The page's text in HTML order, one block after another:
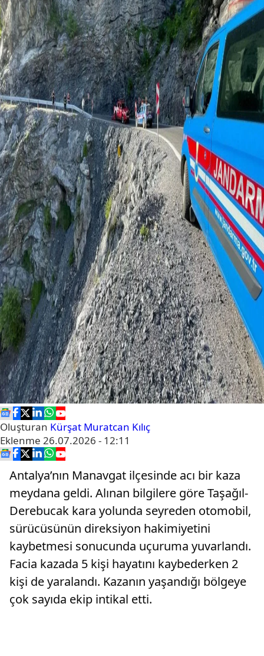
Oluşturan Kürşat Muratcan Kılıç
Eklenme 26.07.2026 - 12:11
Antalya’nın Manavgat ilçesinde acı bir kaza
meydana geldi. Alınan bilgilere göre Taşağıl-
Derebucak kara yolunda seyreden otomobil,
sürücüsünün direksiyon hakimiyetini
kaybetmesi sonucunda uçuruma yuvarlandı.
Facia kazada 5 kişi hayatını kaybederken 2
kişi de yaralandı. Kazanın yaşandığı bölgeye
çok sayıda ekip intikal etti.